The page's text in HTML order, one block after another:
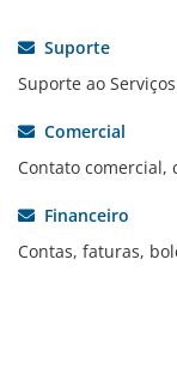
Suporte
Suporte ao
Comercial
Contato comercial,
Financeiro
Contas, faturas,